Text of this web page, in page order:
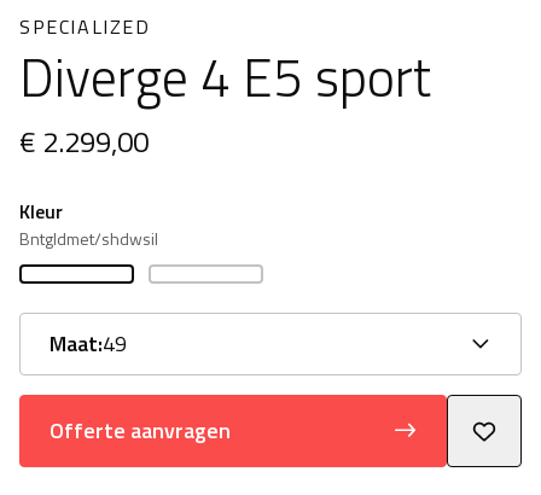
SPECIALIZED
Diverge 4 E5 sport
€ 2.299,00
Kleur
Bntgldmet/shdwsil
Maat:49
Offerte aanvragen